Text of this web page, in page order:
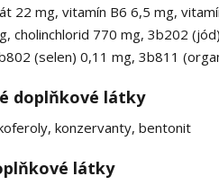
22 mg, vitamín B6 6,5 mg,
cholinchlorid 770 mg, 3b202
(selen) 0,11 mg, 3b811
doplňkové látky
konzervanty, bentonit
látky